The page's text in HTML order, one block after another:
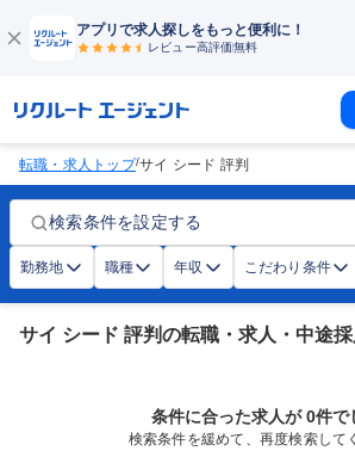
アプリで求人探しをもっと便利に！
レビュー高評価無料
転職・求人トップ/サイ シード 評判
検索条件を設定する
勤務地 職種 年収 こだわり条件
サイ シード 評判の転職・求人・中途
条件に合った求人が 0件で
検索条件を緩めて、再度検索して